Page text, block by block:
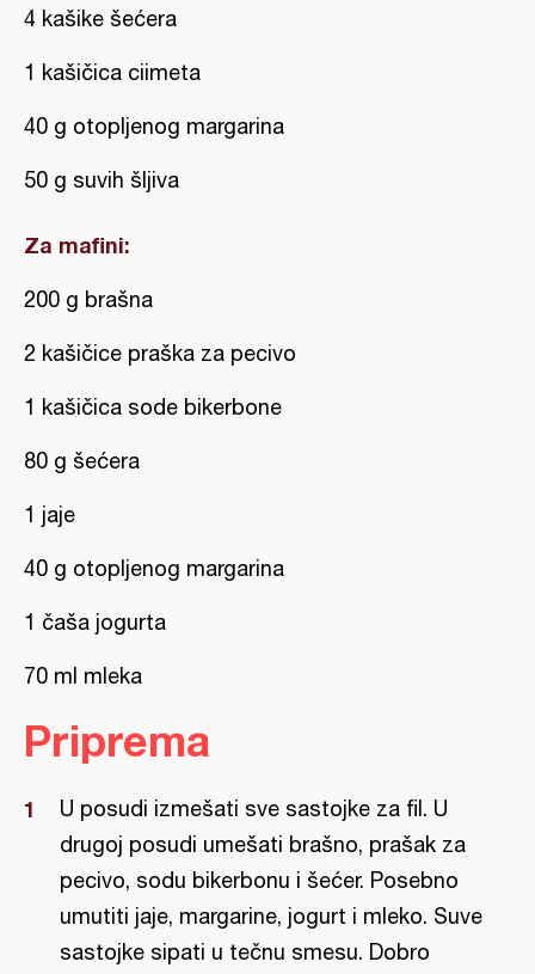
4 kašike šećera
1 kašičica ciimeta
40 g otopljenog margarina
50 g suvih šljiva
Za mafini:
200 g brašna
2 kašičice praška za pecivo
1 kašičica sode bikerbone
80 g šećera
1 jaje
40 g otopljenog margarina
1 čaša jogurta
70 ml mleka
Priprema
U posudi izmešati sve sastojke za fil. U
drugoj posudi umešati brašno, prašak za
pecivo, sodu bikerbonu i šećer. Posebno
umutiti jaje, margarine, jogurt i mleko. Suve
sastojke sipati u tečnu smesu. Dobro